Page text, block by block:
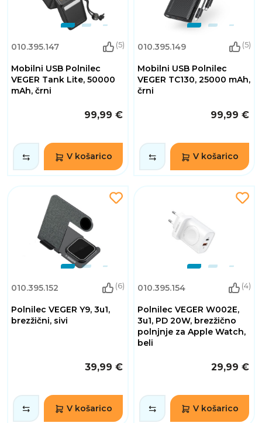
010.395.147 (5)
Mobilni USB Polnilec
VEGER Tank Lite, 50000
mAh, črni
99,99 €
V košarico
010.395.149 (5)
Mobilni USB Polnilec
VEGER TC130, 25000 mAh,
črni
99,99 €
V košarico
010.395.152 (6)
Polnilec VEGER Y9, 3u1,
brezžični, sivi
39,99 €
V košarico
010.395.154 (4)
Polnilec VEGER W002E,
3u1, PD 20W, brezžično
polnjnje za Apple Watch,
beli
29,99 €
V košarico